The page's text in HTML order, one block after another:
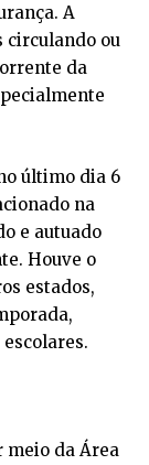
A
circulando ou
da
último dia 6
na
e autuado
Houve o
estados,
meio da Área